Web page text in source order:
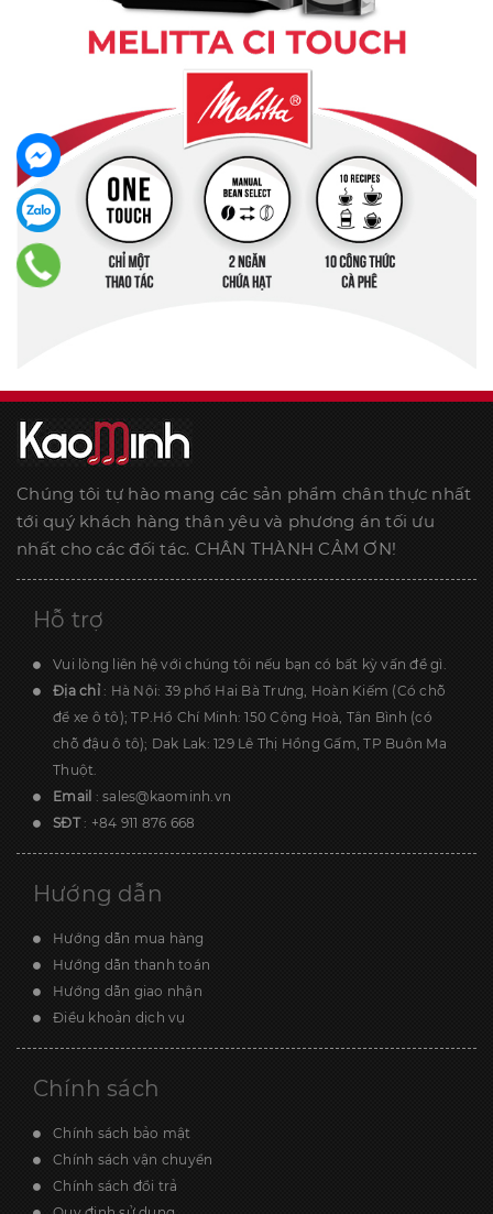
Chúng tôi tự hào mang các sản phẩm chân thực nhất
tới quý khách hàng thân yêu và phương án tối ưu
nhất cho các đối tác. CHÂN THÀNH CẢM ƠN!
Hỗ trợ
Vui lòng liên hệ với chúng tôi nếu bạn có bất kỳ vấn đề gì.
Địa chỉ: Hà Nội: 39 phố Hai Bà Trưng, Hoàn Kiếm (Có chỗ
để xe ô tô); TP.Hồ Chí Minh: 150 Cộng Hoà, Tân Bình (có
chỗ đậu ô tô); Dak Lak: 129 Lê Thị Hồng Gấm, TP Buôn Ma
Thuột.
Email : sales@kaominh.vn
SĐT: +84 911 876 668
Hướng dẫn
Hướng dẫn mua hàng
Hướng dẫn thanh toán
Hướng dẫn giao nhận
Điều khoản dịch vụ
Chính sách
Chính sách bảo mật
Chính sách vận chuyển
Chính sách đổi trả